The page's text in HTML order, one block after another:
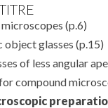
(p.6)
object glasses (p.15)
of less angular
compound